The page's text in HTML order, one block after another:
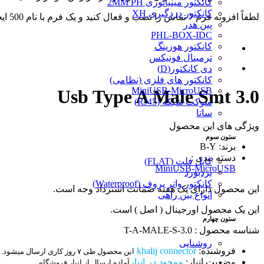
کانکتور دزدگیری XH
پین هدر
PHL-BOX-IDC
کانکتور هوزینگ
ترمینال فونیکس
دی کانکتور(D)
کانکتور های فلزی (نظامی)
MiniUSB-MicroUSB
سوکت شبکه (RJ45)
ساتا
ستون سوم
کابل فلت (FLAT)
بردبورد
کانکتور واتر پروف (Waterproof)
انواع بین راهی
ستون چهارم
روشنایی
لطفاً افزونه فرم 7 تماس را نصب و فعال کنید و یک فرم با نام 500 ایجاد کنید.
Usb Type A Male Smt 3.0
ویژگی های این محصول
برند: B-Y
دسته بندی :
MiniUSB-MicroUSB
این محصول دارای یک هفته ضمانت استرداد وجه است.
این یک محصول اورجینال ( اصل ) است.
شناسه محصول : T-A-MALE-S-3.0
فروشنده:khalij connector این محصول طی ۷ روز کاری ارسال میشود.